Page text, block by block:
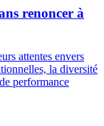
renoncer à
attentes envers
la diversité
performance